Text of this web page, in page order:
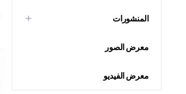
المنشورات
معرض الصور
معرض الفيديو